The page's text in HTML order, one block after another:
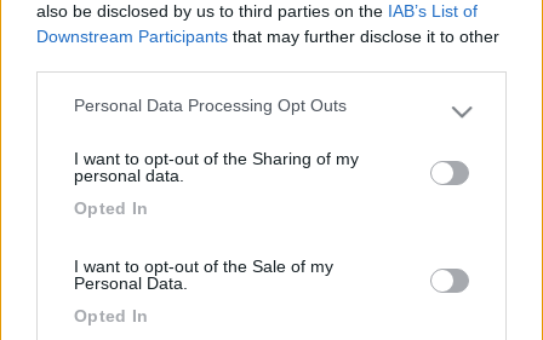
also be disclosed by us to third parties on the IAB’s List of
Downstream Participants that may further disclose it to other
Please note that this website/app uses one or more Google
not limited to your visit or usage behaviour. You may click to
use your data for below specified purposes in below Google
Personal Data Processing Opt Outs
I want to opt-out of the Sharing of my
personal data.
Opted In
I want to opt-out of the Sale of my
Personal Data.
Opted In